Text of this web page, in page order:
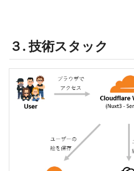
３. 技術スタック